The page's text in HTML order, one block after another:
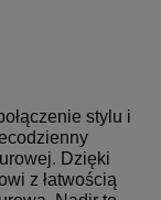
stylu i
Dzięki
z łatwością